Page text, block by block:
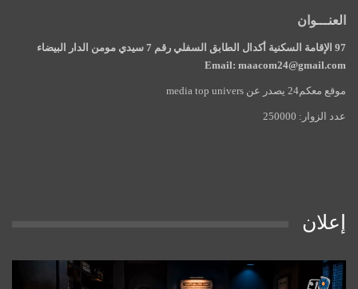
العنـــوان
97 الإقامة السكنية أكدال الطابق السفلي رقم 7 سيدي مومن الدار البيضاء
Email: maacom24@gmail.com
موقع معكم24 يصدر عن media top univers
عدد الزوار: 250000
إعلان
مشغل
الفيديو